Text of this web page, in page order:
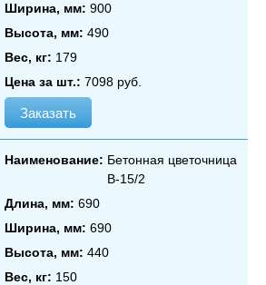
Ширина, мм: 900
Высота, мм: 490
Вес, кг: 179
Цена за шт.: 7098 руб.
Заказать
Наименование: Бетонная цветочница
В‑15/2
Длина, мм: 690
Ширина, мм: 690
Высота, мм: 440
Вес, кг: 150